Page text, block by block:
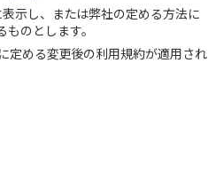
示し、または弊社の定める方法に
のとします。
定める変更後の利用規約が適用され